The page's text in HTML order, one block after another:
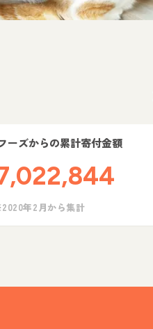
ーズからの累計寄付金額
年2月から集計